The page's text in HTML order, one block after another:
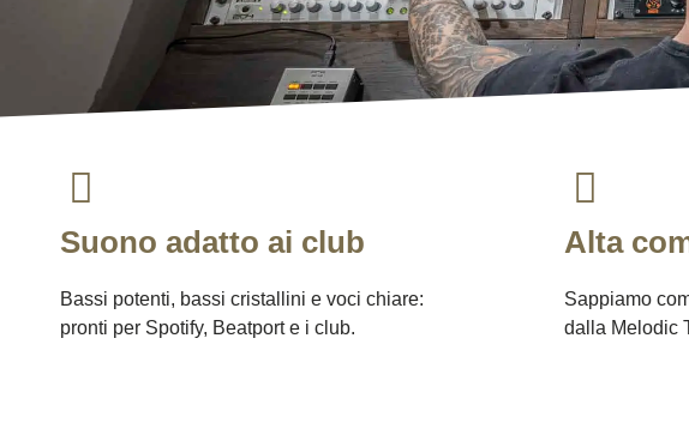
Suono adatto ai club
Bassi potenti, bassi cristallini e voci chiare:
pronti per Spotify, Beatport e i club.
Alta
Sappiamo
dalla Melodic